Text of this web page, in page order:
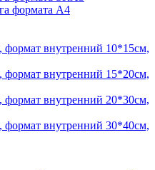
формата А4
формат внутренний 10*15см,
формат внутренний 15*20см,
формат внутренний 20*30см,
формат внутренний 30*40см,